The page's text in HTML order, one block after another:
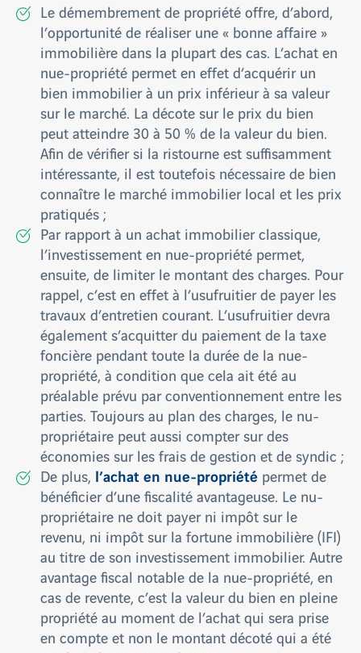
Le démembrement de propriété offre, d’abord,
l’opportunité de réaliser une « bonne affaire »
immobilière dans la plupart des cas. L’achat en
nue-propriété permet en effet d’acquérir un
bien immobilier à un prix inférieur à sa valeur
sur le marché. La décote sur le prix du bien
peut atteindre 30 à 50 % de la valeur du bien.
Afin de vérifier si la ristourne est suffisamment
intéressante, il est toutefois nécessaire de bien
connaître le marché immobilier local et les prix
pratiqués ;
Par rapport à un achat immobilier classique,
l’investissement en nue-propriété permet,
ensuite, de limiter le montant des charges. Pour
rappel, c’est en effet à l’usufruitier de payer les
travaux d’entretien courant. L’usufruitier devra
également s’acquitter du paiement de la taxe
foncière pendant toute la durée de la nue-
propriété, à condition que cela ait été au
préalable prévu par conventionnement entre les
parties. Toujours au plan des charges, le nu-
propriétaire peut aussi compter sur des
économies sur les frais de gestion et de syndic ;
De plus, l’achat en nue-propriété permet de
bénéficier d’une fiscalité avantageuse. Le nu-
propriétaire ne doit payer ni impôt sur le
revenu, ni impôt sur la fortune immobilière (IFI)
au titre de son investissement immobilier. Autre
avantage fiscal notable de la nue-propriété, en
cas de revente, c’est la valeur du bien en pleine
propriété au moment de l’achat qui sera prise
en compte et non le montant décoté qui a été